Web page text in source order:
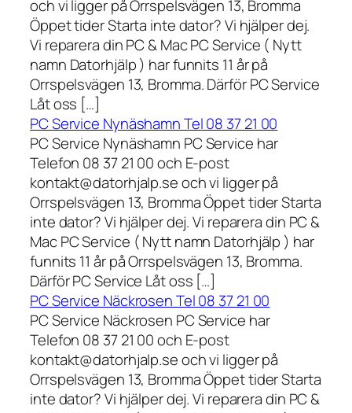
och vi ligger på Orrspelsvägen 13, Bromma
Öppet tider Starta inte dator? Vi hjälper dej.
Vi reparera din PC & Mac PC Service ( Nytt
namn Datorhjälp ) har funnits 11 år på
Orrspelsvägen 13, Bromma. Därför PC Service
Låt oss […]
PC Service Nynäshamn Tel 08 37 21 00
PC Service Nynäshamn PC Service har
Telefon 08 37 21 00 och E-post
kontakt@datorhjalp.se och vi ligger på
Orrspelsvägen 13, Bromma Öppet tider Starta
inte dator? Vi hjälper dej. Vi reparera din PC &
Mac PC Service ( Nytt namn Datorhjälp ) har
funnits 11 år på Orrspelsvägen 13, Bromma.
Därför PC Service Låt oss […]
PC Service Näckrosen Tel 08 37 21 00
PC Service Näckrosen PC Service har
Telefon 08 37 21 00 och E-post
kontakt@datorhjalp.se och vi ligger på
Orrspelsvägen 13, Bromma Öppet tider Starta
inte dator? Vi hjälper dej. Vi reparera din PC &